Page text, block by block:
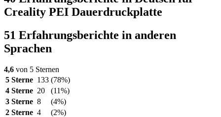
Creality PEI Dauerdruckplatte
51 Erfahrungsberichte in anderen
Sprachen
4,6 von 5 Sternen
5 Sterne 133 (78%)
4 Sterne 20
(11%)
3 Sterne 8
(4%)
2 Sterne 4
(2%)